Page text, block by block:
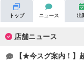
トップ ニュース 出
店舗ニュース
【★今スグ案内！】